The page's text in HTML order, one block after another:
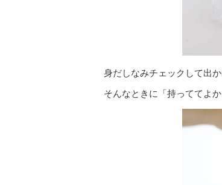
身だしなみチェックして出
そんなときに「持っててよ